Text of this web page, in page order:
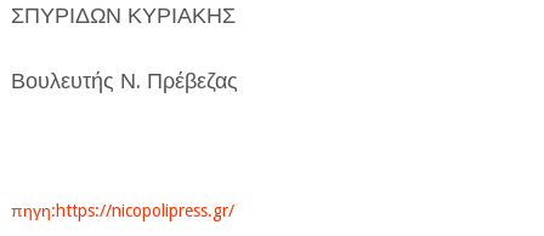
ΣΠΥΡΙΔΩΝ ΚΥΡΙΑΚΗΣ
Βουλευτής Ν. Πρέβεζας
πηγη:https://nicopolipress.gr/